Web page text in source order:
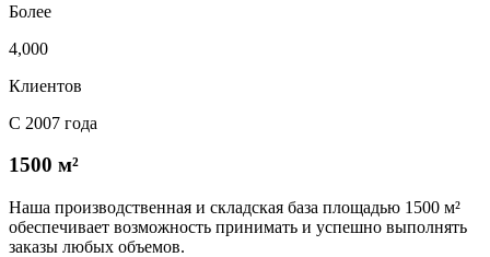
Более
4,000
Клиентов
С 2007 года
1500 м²
Наша производственная и складская база площадью 1500 м²
обеспечивает возможность принимать и успешно выполнять
заказы любых объемов.